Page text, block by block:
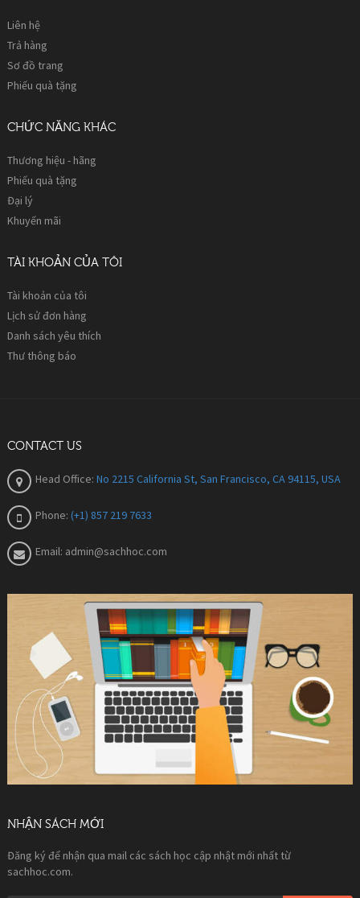
Liên hệ
Trả hàng
Sơ đồ trang
Phiếu quà tặng
CHỨC NĂNG KHÁC
Thương hiệu - hãng
Phiếu quà tặng
Đại lý
Khuyến mãi
TÀI KHOẢN CỦA TÔI
Tài khoản của tôi
Lịch sử đơn hàng
Danh sách yêu thích
Thư thông báo
CONTACT US
Head Office: No 2215 California St, San Francisco, CA 94115, USA
Phone: (+1) 857 219 7633
Email: admin@sachhoc.com
NHẬN SÁCH MỚI
Đăng ký để nhận qua mail các sách học cập nhật mới nhất từ
sachhoc.com.